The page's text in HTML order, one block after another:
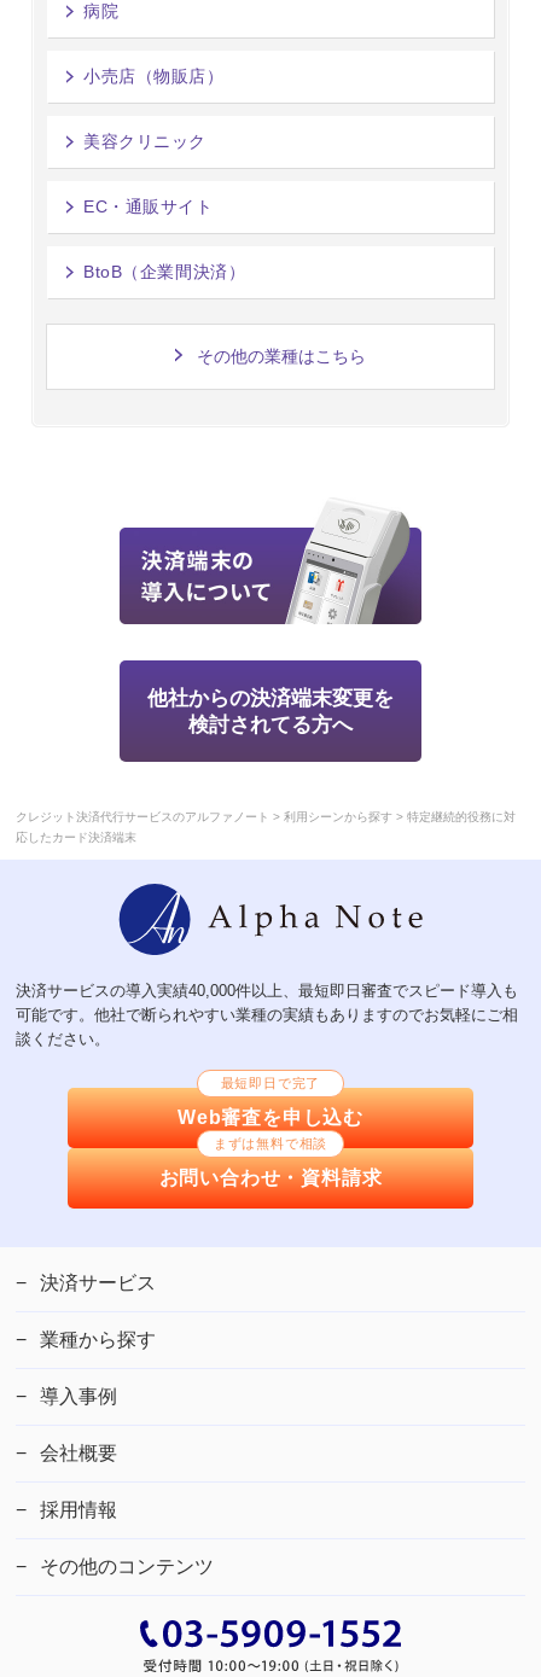
病院
小売店（物販店）
美容クリニック
EC・通販サイト
BtoB（企業間決済）
その他の業種はこちら
他社からの決済端末変更を
検討されてる方へ
クレジット決済代行サービスのアルファノート >利用シーンから探す >特定継続的役務に対
応したカード決済端末
決済サービスの導入実績40,000件以上、最短即日審査でスピード導入も
可能です。他社で断られやすい業種の実績もありますのでお気軽にご相
談ください。
最短即日で完了
Web審査を申し込む
まずは無料で相談
お問い合わせ・資料請求
決済サービス
業種から探す
導入事例
会社概要
採用情報
その他のコンテンツ